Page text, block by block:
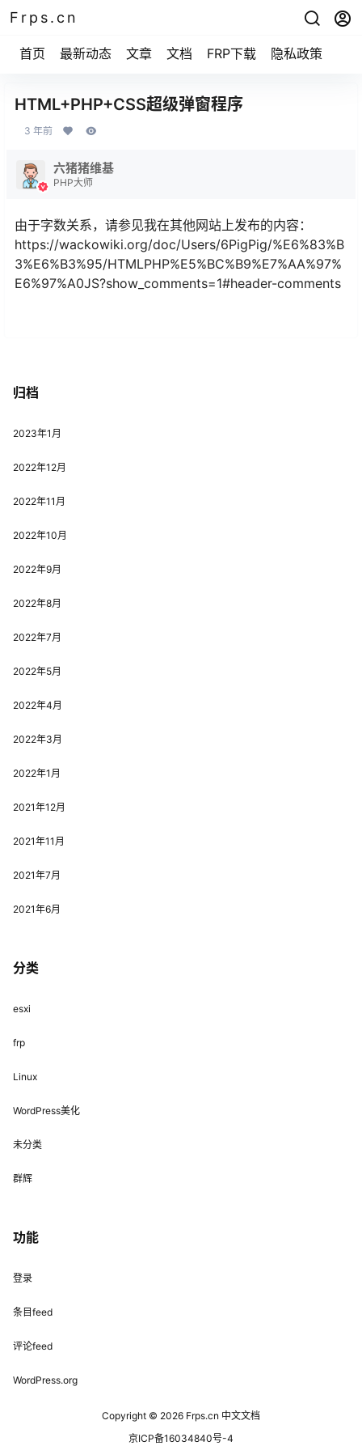
Frps.cn
首页 最新动态 文章 文档 FRP下载 隐私政策
HTML+PHP+CSS超级弹窗程序
3 年前
六猪猪维基
PHP大师
由于字数关系，请参见我在其他网站上发布的内容：
https://wackowiki.org/doc/Users/6PigPig/%E6%83%B
3%E6%B3%95/HTMLPHP%E5%BC%B9%E7%AA%97%
E6%97%A0JS?show_comments=1#header-comments
归档
2023年1月
2022年12月
2022年11月
2022年10月
2022年9月
2022年8月
2022年7月
2022年5月
2022年4月
2022年3月
2022年1月
2021年12月
2021年11月
2021年7月
2021年6月
分类
esxi
frp
Linux
WordPress美化
未分类
群辉
功能
登录
条目feed
评论feed
WordPress.org
Copyright © 2026 Frps.cn 中文文档
京ICP备16034840号-4